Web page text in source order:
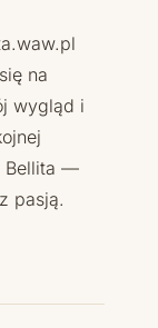
na
wygląd i
Bellita —
pasją.